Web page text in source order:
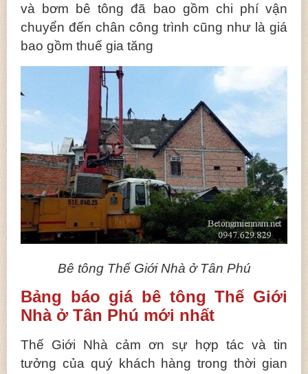
và bơm bê tông đã bao gồm chi phí vận
chuyển đến chân công trình cũng như là giá
bao gồm thuế gia tăng
Bê tông Thế Giới Nhà ở Tân Phú
Bảng báo giá bê tông Thế Giới
Nhà ở Tân Phú mới nhất
Thế Giới Nhà cảm ơn sự hợp tác và tin
tưởng của quý khách hàng trong thời gian